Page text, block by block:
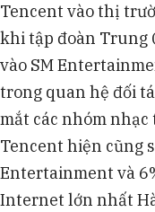
Tencent vào thị
khi tập đoàn Trung
vào SM
trong quan hệ đối
mắt các nhóm
Tencent hiện cũng
Entertainment và
Internet lớn nhất